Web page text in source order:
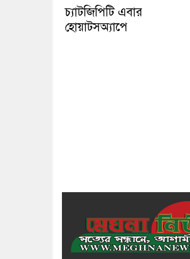
চ্যাটজিপিটি এবার
হোয়াটসঅ্যাপে